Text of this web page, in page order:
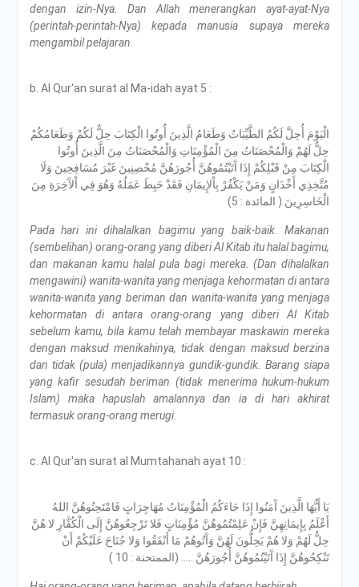
dengan izin-Nya. Dan Allah menerangkan ayat-ayat-Nya
(perintah-perintah-Nya) kepada manusia supaya mereka
mengambil pelajaran.
b. Al Qur'an surat al Ma-idah ayat 5 :
الْيَوْمَ أُحِلَّ لَكُمُ الطَّيِّبَاتُ وَطَعَامُ الَّذِينَ أُوتُوا الْكِتَابَ حِلٌّ لَكُمْ وَطَعَامُكُمْ
حِلٌّ لَهُمْ وَالْمُحْصَنَاتُ مِنَ الْمُؤْمِنَاتِ وَالْمُحْصَنَاتُ مِنَ الَّذِينَ أُوتُوا
الْكِتَابَ مِنْ قَبْلِكُمْ إِذَا آَتَيْتُمُوهُنَّ أُجُورَهُنَّ مُحْصِنِينَ غَيْرَ مُسَافِحِينَ وَلَا
مُتَّخِذِي أَخْدَانٍ وَمَنْ يَكْفُرْ بِاْلإِيمَانِ فَقَدْ حَبِطَ عَمَلُهُ وَهُوَ فِي اْلآَخِرَةِ مِنَ
الْخَاسِرِينَ ( المائدة : 5)
Pada hari ini dihalalkan bagimu yang baik-baik. Makanan
(sembelihan) orang-orang yang diberi Al Kitab itu halal bagimu,
dan makanan kamu halal pula bagi mereka. (Dan dihalalkan
mengawini) wanita-wanita yang menjaga kehormatan di antara
wanita-wanita yang beriman dan wanita-wanita yang menjaga
kehormatan di antara orang-orang yang diberi Al Kitab
sebelum kamu, bila kamu telah membayar maskawin mereka
dengan maksud menikahinya, tidak dengan maksud berzina
dan tidak (pula) menjadikannya gundik-gundik. Barang siapa
yang kafir sesudah beriman (tidak menerima hukum-hukum
Islam) maka hapuslah amalannya dan ia di hari akhirat
termasuk orang-orang merugi.
c. Al Qur'an surat al Mumtahanah ayat 10 :
يَا أَيُّهَا الَّذِينَ آَمَنُوا إِذَا جَاءَكُمُ الْمُؤْمِنَاتُ مُهَاجِرَاتٍ فَامْتَحِنُوهُنَّ اللهُ
أَعْلَمُ بِإِيمَانِهِنَّ فَإِنْ عَلِمْتُمُوهُنَّ مُؤْمِنَاتٍ فَلا تَرْجِعُوهُنَّ إِلَى الْكُفَّارِ لا هُنَّ
حِلٌّ لَهُمْ وَلا هُمْ يَحِلُّونَ لَهُنَّ وَآَتُوهُمْ مَا أَنْفَقُوا وَلا جُنَاحَ عَلَيْكُمْ أَنْ
تَنْكِحُوهُنَّ إِذَا آَتَيْتُمُوهُنَّ أُجُورَهُنَّ ….. (الممتحنة : 10 )